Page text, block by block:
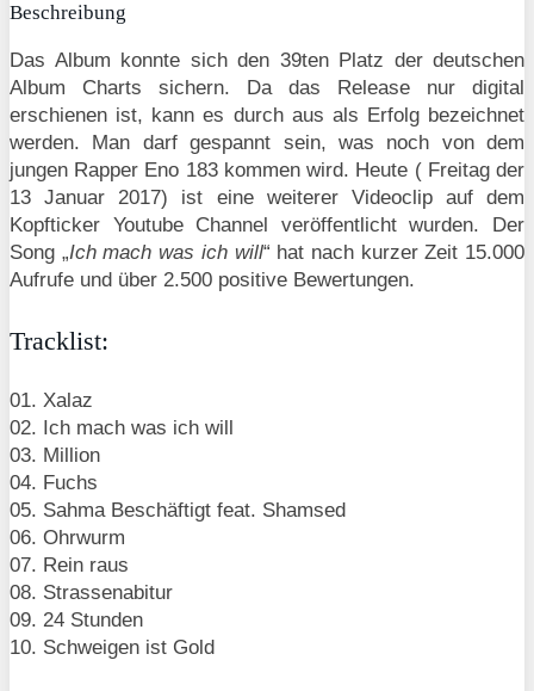
Beschreibung
Das Album konnte sich den 39ten Platz der deutschen
Album Charts sichern. Da das Release nur digital
erschienen ist, kann es durch aus als Erfolg bezeichnet
werden. Man darf gespannt sein, was noch von dem
jungen Rapper Eno 183 kommen wird. Heute ( Freitag der
13 Januar 2017) ist eine weiterer Videoclip auf dem
Kopfticker Youtube Channel veröffentlicht wurden. Der
Song „Ich mach was ich will“ hat nach kurzer Zeit 15.000
Aufrufe und über 2.500 positive Bewertungen.
Tracklist:
01. Xalaz
02. Ich mach was ich will
03. Million
04. Fuchs
05. Sahma Beschäftigt feat. Shamsed
06. Ohrwurm
07. Rein raus
08. Strassenabitur
09. 24 Stunden
10. Schweigen ist Gold